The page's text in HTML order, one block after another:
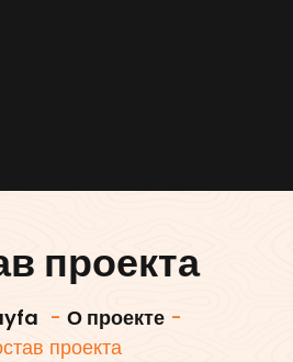
проекта
- О проекте-
проекта